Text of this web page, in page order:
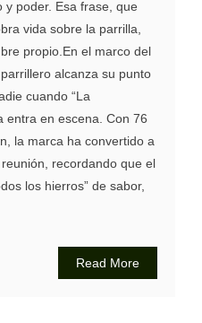
y poder. Esa frase, que
vida sobre la parrilla,
propio.En el marco del
alcanza su punto
cuando “La
entra en escena. Con 76
la marca ha convertido a
recordando que el
los hierros” de sabor,
Read More